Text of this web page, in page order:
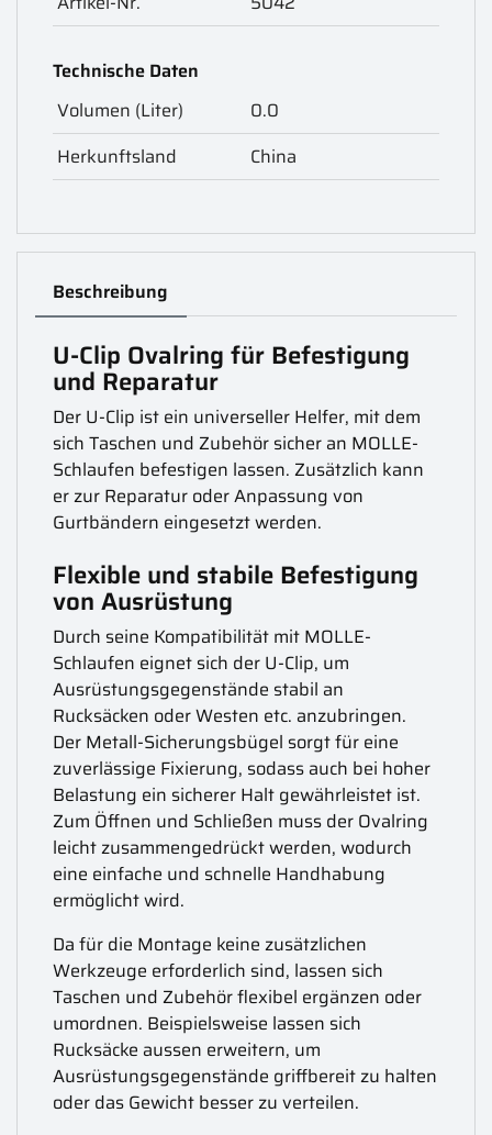
Technische Daten
Volumen (Liter)
0.0
Herkunftsland
China
Beschreibung
U-Clip Ovalring für Befestigung
und Reparatur
Der U-Clip ist ein universeller Helfer, mit dem
sich Taschen und Zubehör sicher an MOLLE-
Schlaufen befestigen lassen. Zusätzlich kann
er zur Reparatur oder Anpassung von
Gurtbändern eingesetzt werden.
Flexible und stabile Befestigung
von Ausrüstung
Durch seine Kompatibilität mit MOLLE-
Schlaufen eignet sich der U-Clip, um
Ausrüstungsgegenstände stabil an
Rucksäcken oder Westen etc. anzubringen.
Der Metall-Sicherungsbügel sorgt für eine
zuverlässige Fixierung, sodass auch bei hoher
Belastung ein sicherer Halt gewährleistet ist.
Zum Öffnen und Schließen muss der Ovalring
leicht zusammengedrückt werden, wodurch
eine einfache und schnelle Handhabung
ermöglicht wird.
Da für die Montage keine zusätzlichen
Werkzeuge erforderlich sind, lassen sich
Taschen und Zubehör flexibel ergänzen oder
umordnen. Beispielsweise lassen sich
Rucksäcke aussen erweitern, um
Ausrüstungsgegenstände griffbereit zu halten
oder das Gewicht besser zu verteilen.